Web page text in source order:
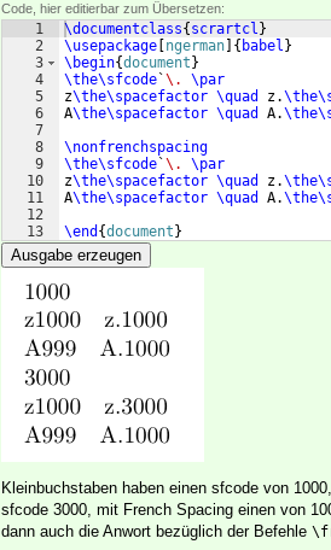
Code, hier editierbar zum Übersetzen:
1
2
3
4
5
6
7
8
9
10
11
12
13
\documentclass{ scrartcl }
\usepackage ngerman { babel }
\begin{document }
\the\sfcode `\.
\par
z\the\spacefactor \quad z.
A\the\spacefactor \quad A.
\nonfrenchspacing
\the\sfcode `\.
\par
z\the\spacefactor \quad z.
A\the\spacefactor \quad A.
\end {document }
Ausgabe erzeugen
Kleinbuchstaben haben einen sfcode von
sfcode 3000, mit French Spacing einen von
dann auch die Anwort bezüglich der Befehle